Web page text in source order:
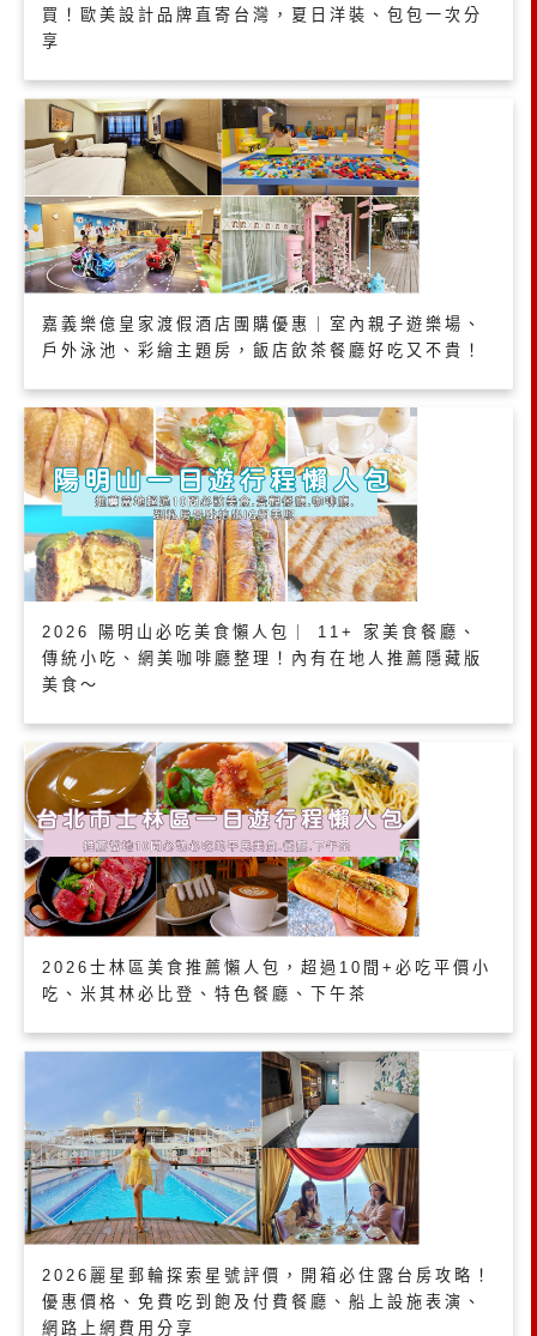
買！歐美設計品牌直寄台灣，夏日洋裝、包包一次分
享
嘉義樂億皇家渡假酒店團購優惠｜室內親子遊樂場、
戶外泳池、彩繪主題房，飯店飲茶餐廳好吃又不貴！
2026 陽明山必吃美食懶人包｜ 11+ 家美食餐廳、
傳統小吃、網美咖啡廳整理！內有在地人推薦隱藏版
美食～
2026士林區美食推薦懶人包，超過10間+必吃平價小
吃、米其林必比登、特色餐廳、下午茶
2026麗星郵輪探索星號評價，開箱必住露台房攻略！
優惠價格、免費吃到飽及付費餐廳、船上設施表演、
網路上網費用分享